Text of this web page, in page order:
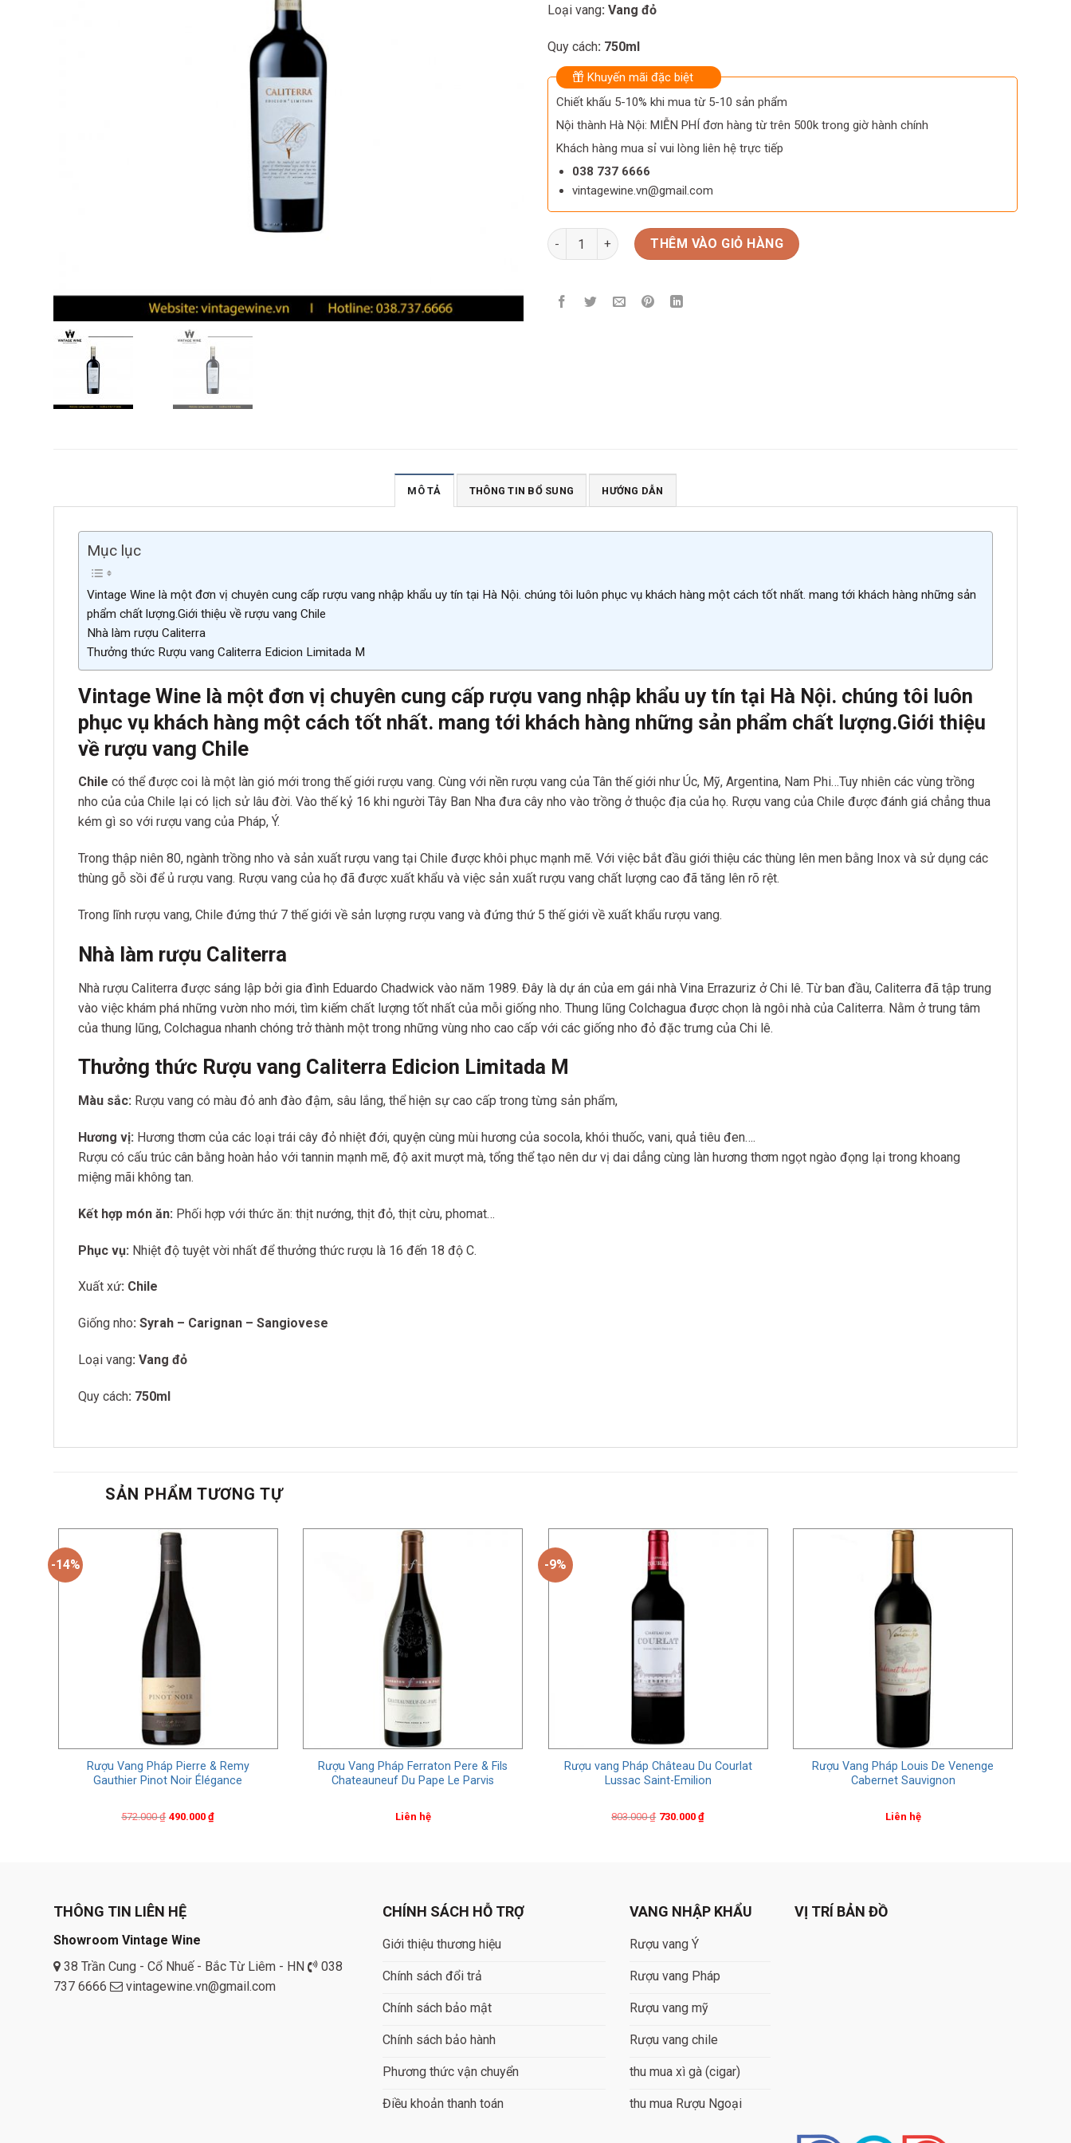
Loại vang: Vang đỏ
Quy cách: 750ml
Khuyến mãi đặc biệt
Chiết khấu 5-10% khi mua từ 5-10 sản phẩm
Nội thành Hà Nội: MIỄN PHÍ đơn hàng từ trên 500k trong giờ hành chính
Khách hàng mua sỉ vui lòng liên hệ trực tiếp
038 737 6666
vintagewine.vn@gmail.com
Rượu vang chile Caliterra Edicion Limitada M số lượng
THÊM VÀO GIỎ HÀNG
MÔ TẢ THÔNG TIN BỔ SUNG HƯỚNG DẪN
Mục lục
Vintage Wine là một đơn vị chuyên cung cấp rượu vang nhập khẩu uy tín tại Hà Nội. chúng tôi luôn phục vụ khách hàng một cách tốt nhất. mang tới khách hàng những sản
phẩm chất lượng.Giới thiệu về rượu vang Chile
Nhà làm rượu Caliterra
Thưởng thức Rượu vang Caliterra Edicion Limitada M
Vintage Wine là một đơn vị chuyên cung cấp rượu vang nhập khẩu uy tín tại Hà Nội. chúng tôi luôn
phục vụ khách hàng một cách tốt nhất. mang tới khách hàng những sản phẩm chất lượng.Giới thiệu
về rượu vang Chile
Chile có thể được coi là một làn gió mới trong thế giới rượu vang. Cùng với nền rượu vang của Tân thế giới như Úc, Mỹ, Argentina, Nam Phi…Tuy nhiên các vùng trồng
nho của của Chile lại có lịch sử lâu đời. Vào thế kỷ 16 khi người Tây Ban Nha đưa cây nho vào trồng ở thuộc địa của họ. Rượu vang của Chile được đánh giá chẳng thua
kém gì so với rượu vang của Pháp, Ý.
Trong thập niên 80, ngành trồng nho và sản xuất rượu vang tại Chile được khôi phục mạnh mẽ. Với việc bắt đầu giới thiệu các thùng lên men bằng Inox và sử dụng các
thùng gỗ sồi để ủ rượu vang. Rượu vang của họ đã được xuất khẩu và việc sản xuất rượu vang chất lượng cao đã tăng lên rõ rệt.
Trong lĩnh rượu vang, Chile đứng thứ 7 thế giới về sản lượng rượu vang và đứng thứ 5 thế giới về xuất khẩu rượu vang.
Nhà làm rượu Caliterra
Nhà rượu Caliterra được sáng lập bởi gia đình Eduardo Chadwick vào năm 1989. Đây là dự án của em gái nhà Vina Errazuriz ở Chi lê. Từ ban đầu, Caliterra đã tập trung
vào việc khám phá những vườn nho mới, tìm kiếm chất lượng tốt nhất của mỗi giống nho. Thung lũng Colchagua được chọn là ngôi nhà của Caliterra. Nằm ở trung tâm
của thung lũng, Colchagua nhanh chóng trở thành một trong những vùng nho cao cấp với các giống nho đỏ đặc trưng của Chi lê.
Thưởng thức Rượu vang Caliterra Edicion Limitada M
Màu sắc: Rượu vang có màu đỏ anh đào đậm, sâu lắng, thể hiện sự cao cấp trong từng sản phẩm,
Hương vị: Hương thơm của các loại trái cây đỏ nhiệt đới, quyện cùng mùi hương của socola, khói thuốc, vani, quả tiêu đen….
Rượu có cấu trúc cân bằng hoàn hảo với tannin mạnh mẽ, độ axit mượt mà, tổng thể tạo nên dư vị dai dẳng cùng làn hương thơm ngọt ngào đọng lại trong khoang
miệng mãi không tan.
Kết hợp món ăn: Phối hợp với thức ăn: thịt nướng, thịt đỏ, thịt cừu, phomat…
Phục vụ: Nhiệt độ tuyệt vời nhất để thưởng thức rượu là 16 đến 18 độ C.
Xuất xứ: Chile
Giống nho: Syrah – Carignan – Sangiovese
Loại vang: Vang đỏ
Quy cách: 750ml
SẢN PHẨM TƯƠNG TỰ
-14%
Rượu Vang Pháp Pierre & Remy
Gauthier Pinot Noir Élégance
572.000₫
Original
490.000₫
Current
Rượu Vang Pháp Ferraton Pere & Fils
Chateauneuf Du Pape Le Parvis
Liên hệ
-9%
Rượu vang Pháp Château Du Courlat
Lussac Saint-Emilion
803.000₫
Original
730.000₫
Current
Rượu Vang Pháp Louis De Venenge
Cabernet Sauvignon
Liên hệ
THÔNG TIN LIÊN HỆ
Showroom Vintage Wine
38 Trần Cung - Cổ Nhuế - Bắc Từ Liêm - HN
038
737 6666
vintagewine.vn@gmail.com
CHÍNH SÁCH HỖ TRỢ
Giới thiệu thương hiệu
Chính sách đổi trả
Chính sách bảo mật
Chính sách bảo hành
Phương thức vận chuyển
Điều khoản thanh toán
VANG NHẬP KHẨU
Rượu vang Ý
Rượu vang Pháp
Rượu vang mỹ
Rượu vang chile
thu mua xì gà (cigar)
thu mua Rượu Ngoại
VỊ TRÍ BẢN ĐỒ